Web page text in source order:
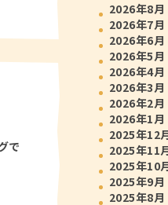
で
2026年8月
2026年7月
2026年6月
2026年5月
2026年4月
2026年3月
2026年2月
2026年1月
2025年12
2025年11
2025年10
2025年9月
2025年8月